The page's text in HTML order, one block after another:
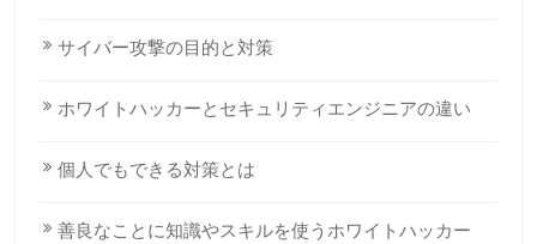
サイバー攻撃の目的と対策
ホワイトハッカーとセキュリティエンジニアの違い
個人でもできる対策とは
善良なことに知識やスキルを使うホワイトハッカー